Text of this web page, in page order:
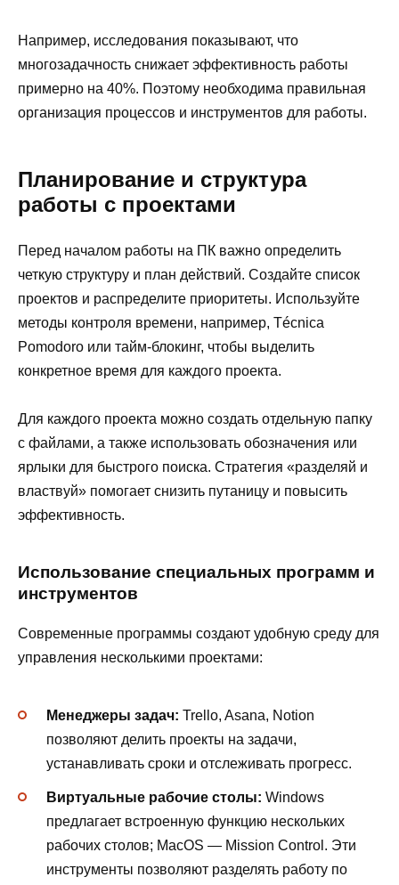
Например, исследования показывают, что
многозадачность снижает эффективность работы
примерно на 40%. Поэтому необходима правильная
организация процессов и инструментов для работы.
Планирование и структура
работы с проектами
Перед началом работы на ПК важно определить
четкую структуру и план действий. Создайте список
проектов и распределите приоритеты. Используйте
методы контроля времени, например, Técnica
Pomodoro или тайм-блокинг, чтобы выделить
конкретное время для каждого проекта.
Для каждого проекта можно создать отдельную папку
с файлами, а также использовать обозначения или
ярлыки для быстрого поиска. Стратегия «разделяй и
властвуй» помогает снизить путаницу и повысить
эффективность.
Использование специальных программ и
инструментов
Современные программы создают удобную среду для
управления несколькими проектами:
Менеджеры задач: Trello, Asana, Notion
позволяют делить проекты на задачи,
устанавливать сроки и отслеживать прогресс.
Виртуальные рабочие столы: Windows
предлагает встроенную функцию нескольких
рабочих столов; MacOS — Mission Control. Эти
инструменты позволяют разделять работу по